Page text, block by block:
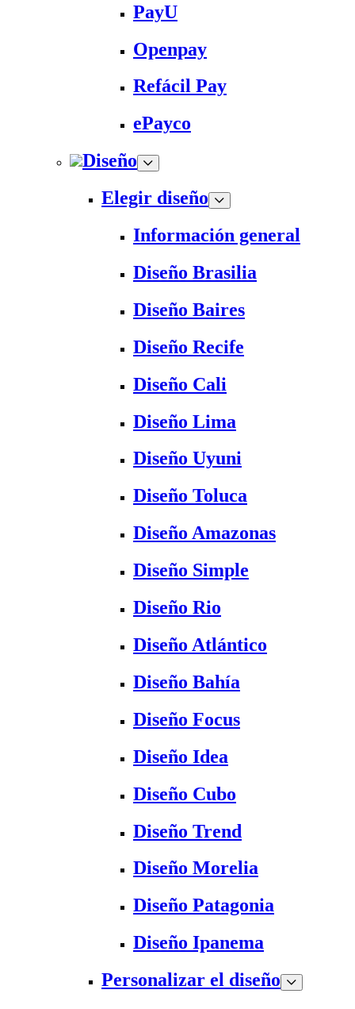
PayU
Openpay
Refácil Pay
ePayco
Diseño
Elegir diseño
Información general
Diseño Brasilia
Diseño Baires
Diseño Recife
Diseño Cali
Diseño Lima
Diseño Uyuni
Diseño Toluca
Diseño Amazonas
Diseño Simple
Diseño Rio
Diseño Atlántico
Diseño Bahía
Diseño Focus
Diseño Idea
Diseño Cubo
Diseño Trend
Diseño Morelia
Diseño Patagonia
Diseño Ipanema
Personalizar el diseño